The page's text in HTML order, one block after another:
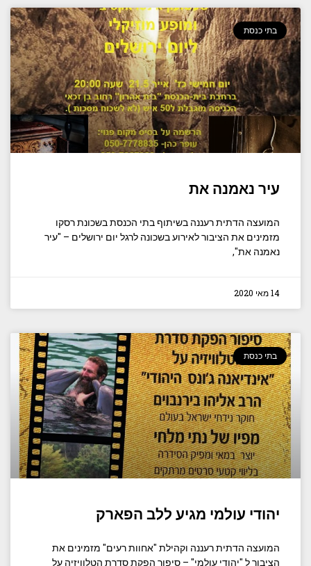
בתי כנסת
עיר נאמנה את
המועצה הדתית רעננה בשיתוף בתי הכנסת בשכונת רסקו
מזמינים את הציבור לאירוע בשכונה לרגל יום ירושלים – "עיר
נאמנה את",
14 מאי 2020
בתי כנסת
יהודי עולמי מגיע ללב הפארק
המועצה הדתית רעננה וקהילת "אחוות רעים" מזמינים את
הציבור ל "יהודי עולמי" – סיפור הפקת סדרת הטלוויזיה על